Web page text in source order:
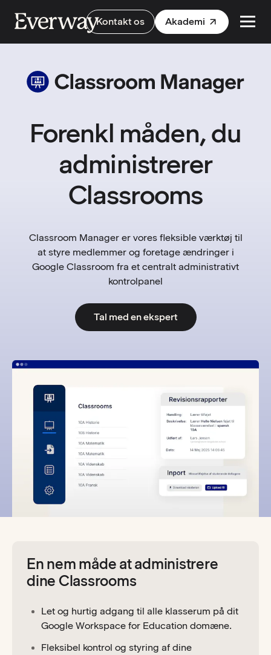
Kontakt os Akademi
Forenkl måden, du
administrerer
Classrooms
Classroom Manager er vores fleksible værktøj til
at styre medlemmer og foretage ændringer i
Google Classroom fra et centralt administrativt
kontrolpanel
Tal med en ekspert
En nem måde at administrere
dine Classrooms
Let og hurtig adgang til alle klasserum på dit
Google Workspace for Education domæne.
Fleksibel kontrol og styring af dine